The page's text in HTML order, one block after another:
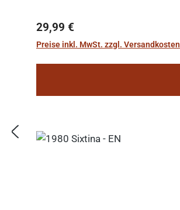
Regulärer Preis:
29,99 €
Preise inkl. MwSt. zzgl. Versandkosten